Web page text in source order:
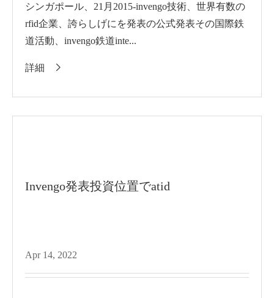
シンガポール、21月2015-invengo技術、世界有数の
rfid企業、誇らしげにを発表の公式発表その国際鉄
道活動、invengo鉄道inte...
詳細 
Invengo発表投資位置でatid
Apr 14, 2022